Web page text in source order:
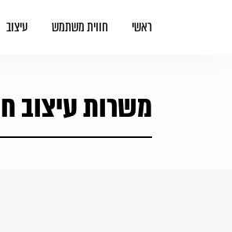
ראשי חווית משתמש עיצוב
משרות עיצוב